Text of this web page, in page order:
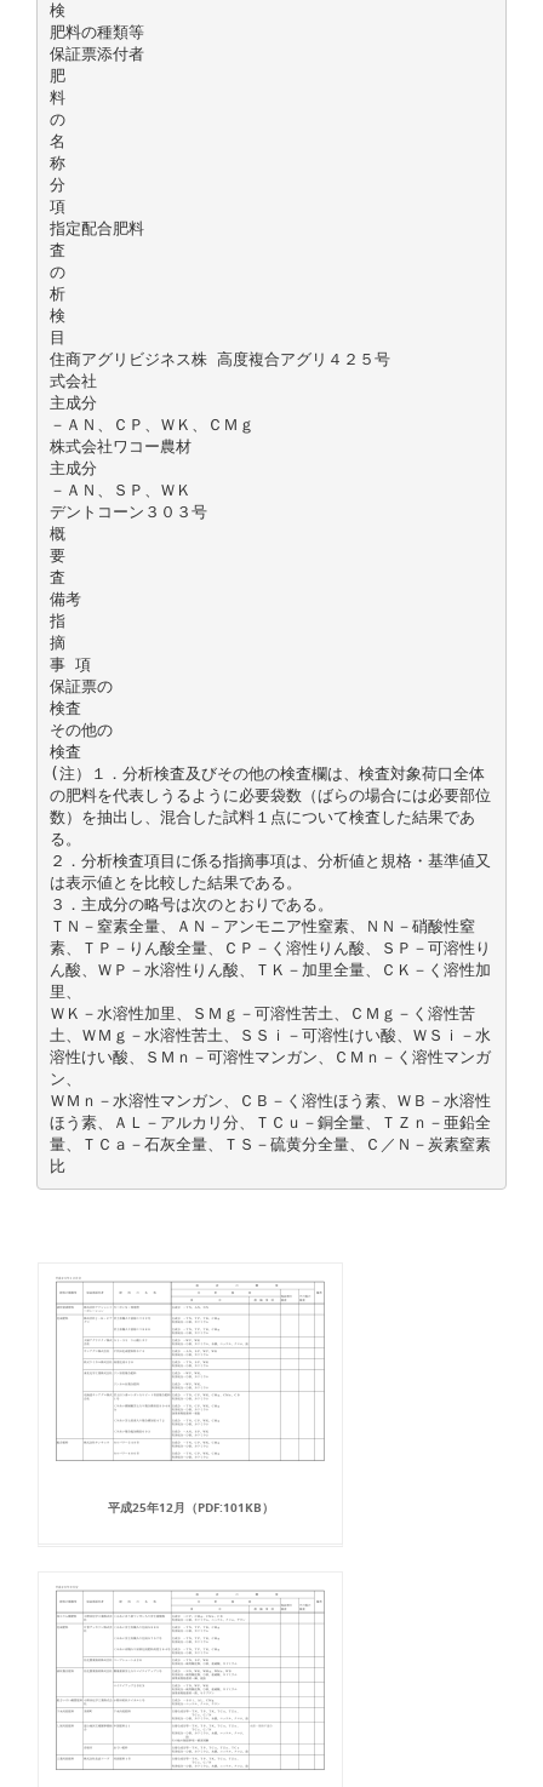
検
肥料の種類等
保証票添付者
肥
料
の
名
称
分
項
指定配合肥料
査
の
析
検
目
住商アグリビジネス株 高度複合アグリ４２５号
式会社
主成分
－ＡＮ、ＣＰ、ＷＫ、ＣＭｇ
株式会社ワコー農材
主成分
－ＡＮ、ＳＰ、ＷＫ
デントコーン３０３号
概
要
査
備考
指
摘
事 項
保証票の
検査
その他の
検査
(注）１．分析検査及びその他の検査欄は、検査対象荷口全体
の肥料を代表しうるように必要袋数（ばらの場合には必要部位
数）を抽出し、混合した試料１点について検査した結果であ
る。
２．分析検査項目に係る指摘事項は、分析値と規格・基準値又
は表示値とを比較した結果である。
３．主成分の略号は次のとおりである。
ＴＮ－窒素全量、ＡＮ－アンモニア性窒素、ＮＮ－硝酸性窒
素、ＴＰ－りん酸全量、ＣＰ－く溶性りん酸、ＳＰ－可溶性り
ん酸、ＷＰ－水溶性りん酸、ＴＫ－加里全量、ＣＫ－く溶性加
里、
ＷＫ－水溶性加里、ＳＭｇ－可溶性苦土、ＣＭｇ－く溶性苦
土、ＷＭｇ－水溶性苦土、ＳＳｉ－可溶性けい酸、ＷＳｉ－水
溶性けい酸、ＳＭｎ－可溶性マンガン、ＣＭｎ－く溶性マンガ
ン、
ＷＭｎ－水溶性マンガン、ＣＢ－く溶性ほう素、ＷＢ－水溶性
ほう素、ＡＬ－アルカリ分、ＴＣｕ－銅全量、ＴＺｎ－亜鉛全
量、ＴＣａ－石灰全量、ＴＳ－硫黄分全量、Ｃ／Ｎ－炭素窒素
比
平成25年12月（PDF:101KB）